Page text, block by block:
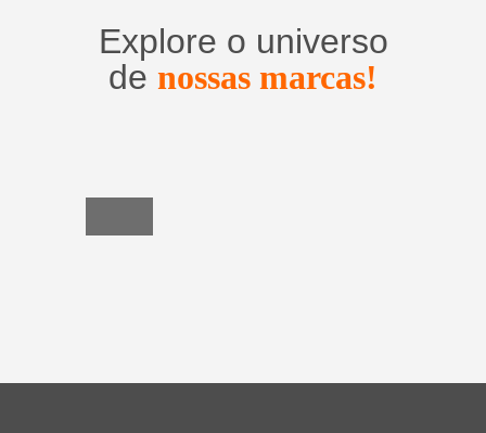
Explore o universo
de nossas marcas!